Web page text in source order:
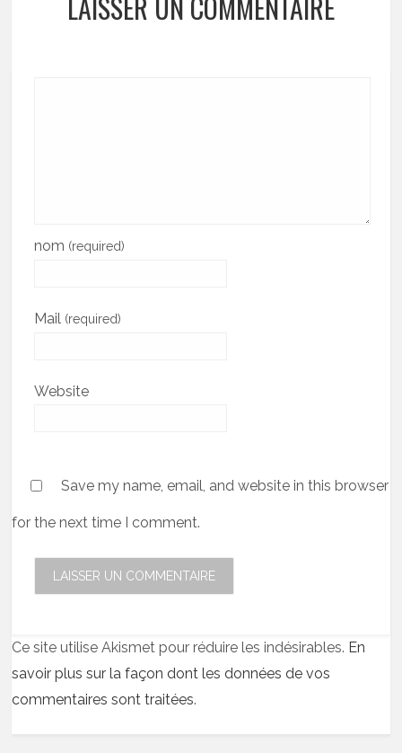
nom (required)
Mail (required)
Website
Save my name, email, and website in this browser
for the next time I comment.
Ce site utilise Akismet pour réduire les indésirables. En
savoir plus sur la façon dont les données de vos
commentaires sont traitées.